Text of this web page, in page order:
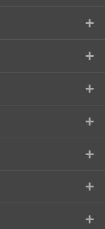
+
+
+
+
+
+
+